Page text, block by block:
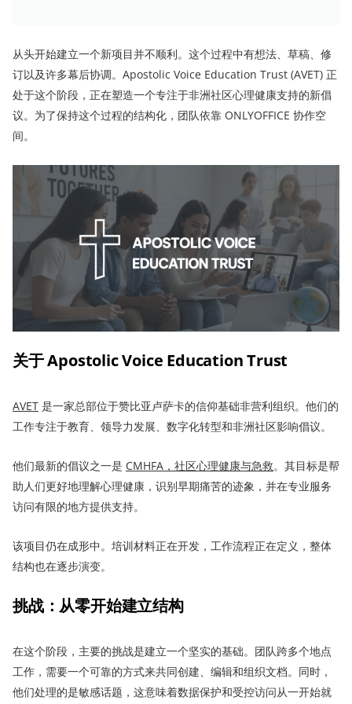
从头开始建立一个新项目并不顺利。这个过程中有想法、草稿、修
订以及许多幕后协调。Apostolic Voice Education Trust (AVET) 正
处于这个阶段，正在塑造一个专注于非洲社区心理健康支持的新倡
议。为了保持这个过程的结构化，团队依靠 ONLYOFFICE 协作空
间。
关于 Apostolic Voice Education Trust
AVET 是一家总部位于赞比亚卢萨卡的信仰基础非营利组织。他们的
工作专注于教育、领导力发展、数字化转型和非洲社区影响倡议。
他们最新的倡议之一是 CMHFA， 社区心理健康与急救。其目标是帮
助人们更好地理解心理健康，识别早期痛苦的迹象，并在专业服务
访问有限的地方提供支持。
该项目仍在成形中。培训材料正在开发，工作流程正在定义，整体
结构也在逐步演变。
挑战：从零开始建立结构
在这个阶段，主要的挑战是建立一个坚实的基础。团队跨多个地点
工作，需要一个可靠的方式来共同创建、编辑和组织文档。同时，
他们处理的是敏感话题，这意味着数据保护和受控访问从一开始就